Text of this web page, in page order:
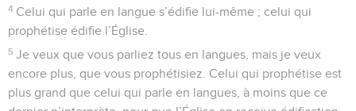
4 Celui qui parle en langue s’édifie lui-même ; celui qui
prophétise édifie l’Église.
5 Je veux que vous parliez tous en langues, mais je veux
encore plus, que vous prophétisiez. Celui qui prophétise est
plus grand que celui qui parle en langues, à moins que ce